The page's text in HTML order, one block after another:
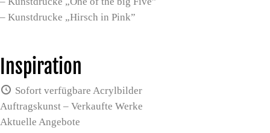
– Kunstdrucke „Hirsch in Pink”
Inspiration
Sofort verfügbare Acrylbilder
Auftragskunst – Verkaufte Werke
Aktuelle Angebote